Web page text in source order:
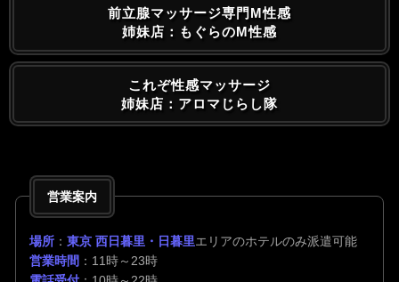
前立腺マッサージ専門M性感
姉妹店：もぐらのM性感
これぞ性感マッサージ
姉妹店：アロマじらし隊
営業案内
場所 ： 東京 西日暮里・日暮里エリアのホテルのみ派遣可能
営業時間 ：11時～23時